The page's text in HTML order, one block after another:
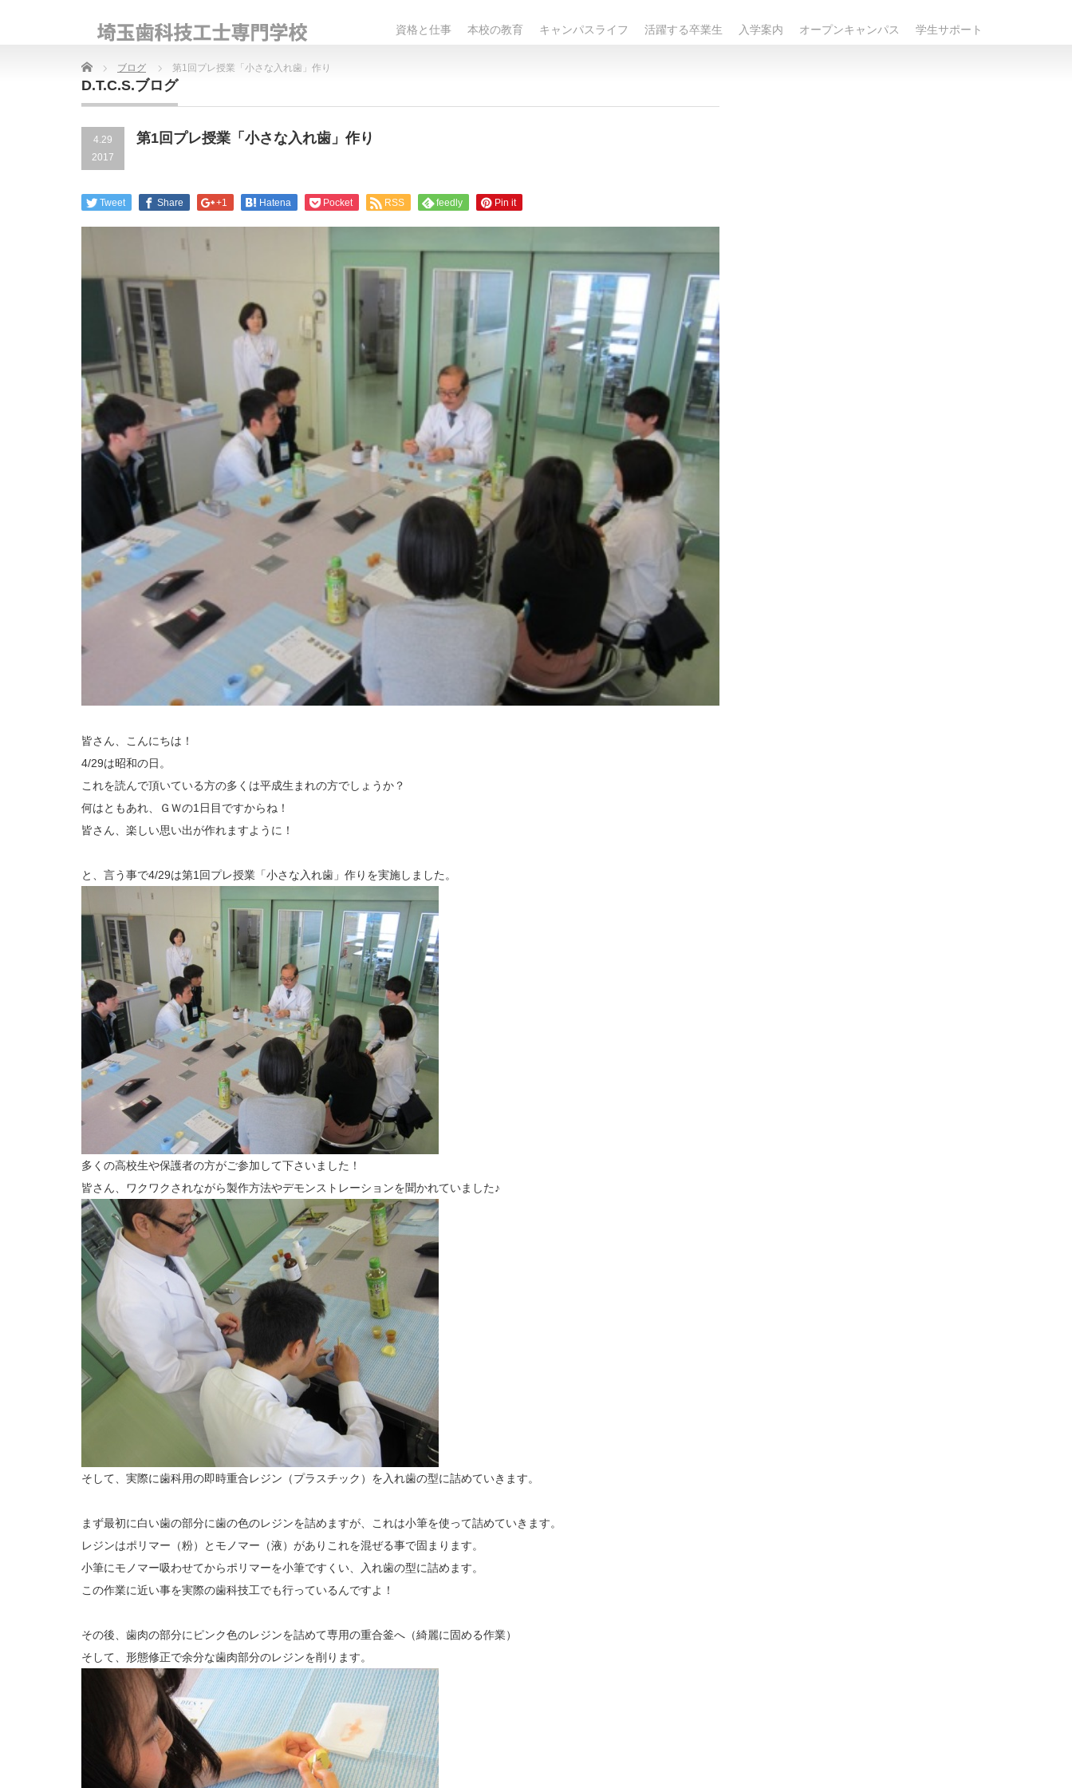
資格と仕事 本校の教育 キャンパスライフ 活躍する卒業生 入学案内 オープンキャンパス 学生サポート
Home ブログ 第1回プレ授業「小さな入れ歯」作り
D.T.C.S.ブログ
4.29
2017
第1回プレ授業「小さな入れ歯」作り
Tweet Share +1 Hatena Pocket RSS feedly Pin it
皆さん、こんにちは！
4/29は昭和の日。
これを読んで頂いている方の多くは平成生まれの方でしょうか？
何はともあれ、ＧＷの1日目ですからね！
皆さん、楽しい思い出が作れますように！
と、言う事で4/29は第1回プレ授業「小さな入れ歯」作りを実施しました。
多くの高校生や保護者の方がご参加して下さいました！
皆さん、ワクワクされながら製作方法やデモンストレーションを聞かれていました♪
そして、実際に歯科用の即時重合レジン（プラスチック）を入れ歯の型に詰めていきます。
まず最初に白い歯の部分に歯の色のレジンを詰めますが、これは小筆を使って詰めていきます。
レジンはポリマー（粉）とモノマー（液）がありこれを混ぜる事で固まります。
小筆にモノマー吸わせてからポリマーを小筆ですくい、入れ歯の型に詰めます。
この作業に近い事を実際の歯科技工でも行っているんですよ！
その後、歯肉の部分にピンク色のレジンを詰めて専用の重合釜へ（綺麗に固める作業）
そして、形態修正で余分な歯肉部分のレジンを削ります。